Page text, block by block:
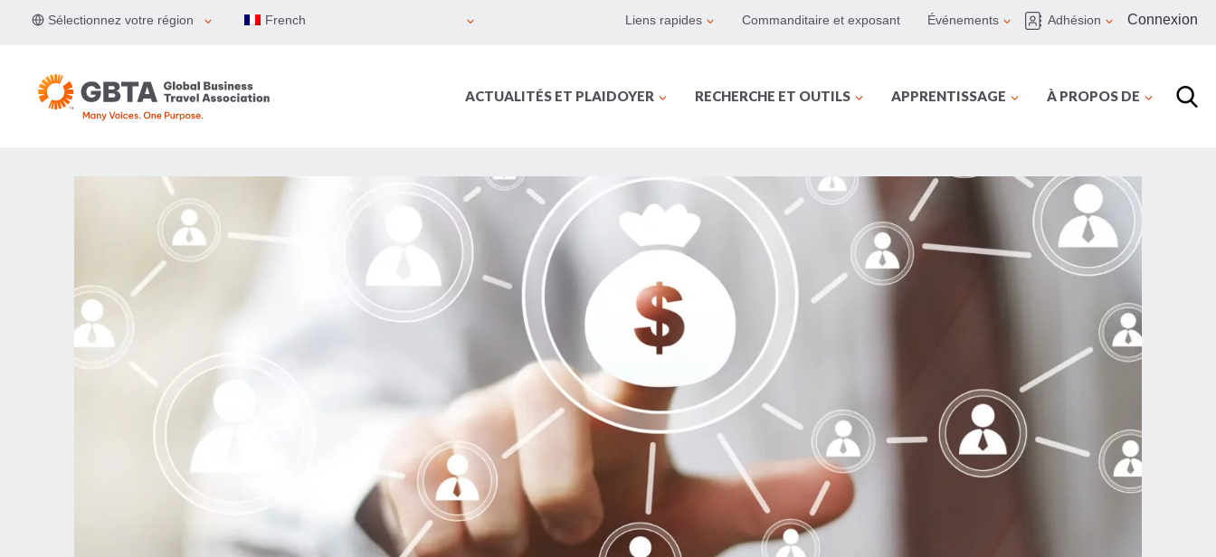
Sélectionnez votre région French Liens rapides Commanditaire et exposant Événements Adhésion Connexion
ACTUALITÉS ET PLAIDOYER RECHERCHE ET OUTILS APPRENTISSAGE À PROPOS DE